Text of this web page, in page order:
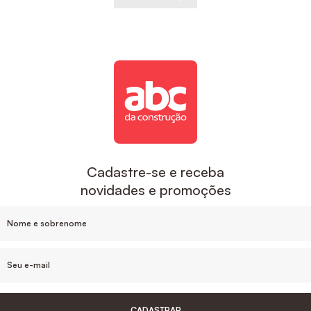
Cadastre-se e receba
novidades e promoções